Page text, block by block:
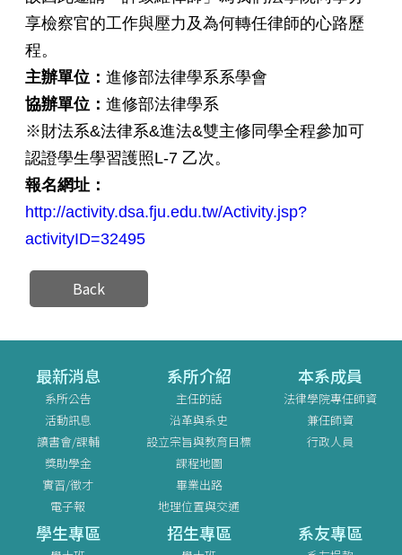
享檢察官的工作與壓力及為何轉任律師的心路歷
程。
主辦單位：進修部法律學系系學會
協辦單位：進修部法律學系
※財法系&法律系&進法&雙主修同學全程參加可
認證學生學習護照L-7 乙次。
報名網址 ：
http://activity.dsa.fju.edu.tw/Activity.jsp?
activityID=32495
Back
最新消息
系所公告
活動訊息
讀書會/課輔
獎助學金
實習/徵才
電子報
系所介紹
主任的話
沿革與系史
設立宗旨與教育目標
課程地圖
畢業出路
地理位置與交通
本系成員
法律學院專任師資
兼任師資
行政人員
學生專區 招生專區 系友專區